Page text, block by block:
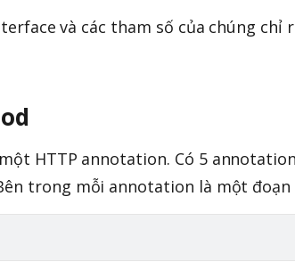
và các tham số của chúng chỉ
HTTP annotation. Có 5
trong mỗi annotation là một đoạn